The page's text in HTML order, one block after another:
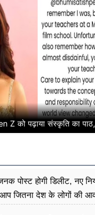
Z को पढ़ाया संस्कृति का
पोस्ट होगी डिलीट, नए
जितना देश के लोगों की